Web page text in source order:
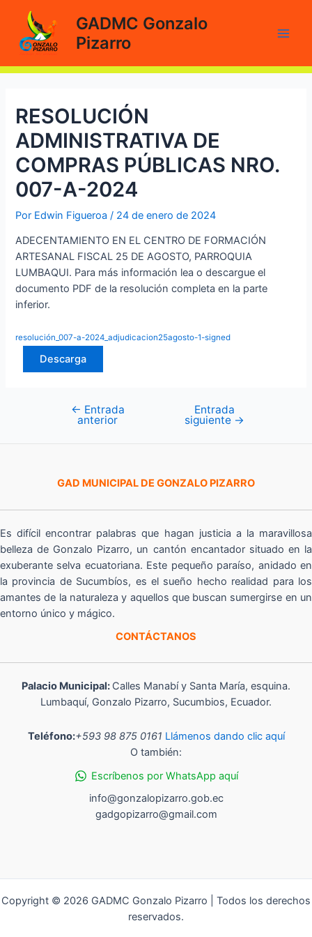
contenido
GADMC Gonzalo
Pizarro
RESOLUCIÓN
ADMINISTRATIVA DE
COMPRAS PÚBLICAS NRO.
007-A-2024
Por Edwin Figueroa/ 24 de enero de 2024
ADECENTAMIENTO EN EL CENTRO DE FORMACIÓN
ARTESANAL FISCAL 25 DE AGOSTO, PARROQUIA
LUMBAQUI. Para más información lea o descargue el
documento PDF de la resolución completa en la parte
inferior.
resolución_007-a-2024_adjudicacion25agosto-1-signed
Descarga
Navegación
← Entrada
anterior
Entrada
siguiente →
GAD MUNICIPAL DE GONZALO PIZARRO
Es difícil encontrar palabras que hagan justicia a la maravillosa
belleza de Gonzalo Pizarro, un cantón encantador situado en la
exuberante selva ecuatoriana. Este pequeño paraíso, anidado en
la provincia de Sucumbíos, es el sueño hecho realidad para los
amantes de la naturaleza y aquellos que buscan sumergirse en un
entorno único y mágico.
CONTÁCTANOS
Palacio Municipal: Calles Manabí y Santa María, esquina.
Lumbaquí, Gonzalo Pizarro, Sucumbios, Ecuador.
Teléfono:+593 98 875 0161 Llámenos dando clic aquí
O también:
Escríbenos por WhatsApp aquí
info@gonzalopizarro.gob.ec
gadgopizarro@gmail.com
Copyright © 2026 GADMC Gonzalo Pizarro | Todos los derechos
reservados.